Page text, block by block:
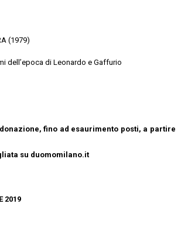
(1979)
dell’epoca di Leonardo e Gaffurio
fino ad esaurimento posti, a partire
su duomomilano.it
2019